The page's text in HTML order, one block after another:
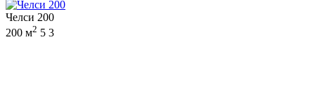
Челси 200
200 м2 5 3